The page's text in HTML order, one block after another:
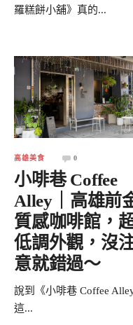
羅糕餅小舖》真的...
高雄美食 0
小啡巷 Coffee
Alley｜高雄前
質感咖啡館，
低調外觀，沒
意就錯過～
說到《小啡巷 Coffee Alley
這...